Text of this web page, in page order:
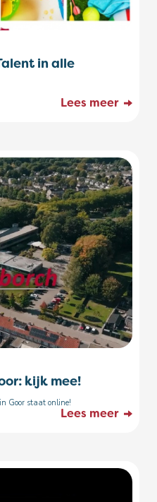
in alle
Lees meer
kijk mee!
Goor staat online!
Lees meer